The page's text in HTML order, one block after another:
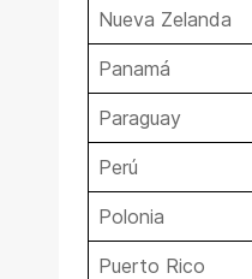
Nueva Zelanda
Panamá
Paraguay
Perú
Polonia
Puerto Rico